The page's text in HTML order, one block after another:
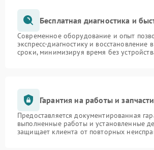
Бесплатная диагностика и
Современное оборудование и опыт
экспресс-диагностику и восстановление
сроки, минимизируя время без
Гарантия на работы и запчасти
Предоставляется документированная
выполненные работы и установленные
защищает клиента от повторных